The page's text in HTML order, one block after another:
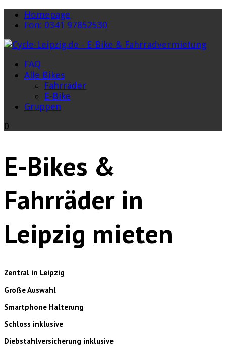
Homepage
Fon: 0341 97852530
FAQ
Alle Bikes
Fahrräder
E-Bike
Gruppen
0
E-Bikes &
Fahrräder in
Leipzig mieten
Zentral in Leipzig
Große Auswahl
Smartphone Halterung
Schloss inklusive
Diebstahlversicherung inklusive